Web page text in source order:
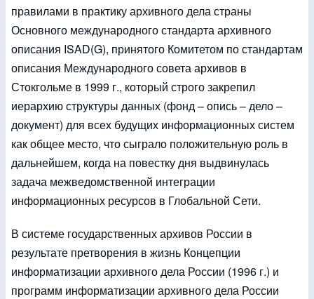
правилами в практику архивного дела страны
Основного международного стандарта архивного
описания ISAD(G), принятого Комитетом по стандартам
описания Международного совета архивов в
Стокгольме в 1999 г., который строго закрепил
иерархию структуры данных (фонд – опись – дело –
документ) для всех будущих информационных систем
как общее место, что сыграло положительную роль в
дальнейшем, когда на повестку дня выдвинулась
задача межведомственной интеграции
информационных ресурсов в Глобальной Сети.
В системе государственных архивов России в
результате претворения в жизнь Концепции
информатизации архивного дела России (1996 г.) и
программ информатизации архивного дела России